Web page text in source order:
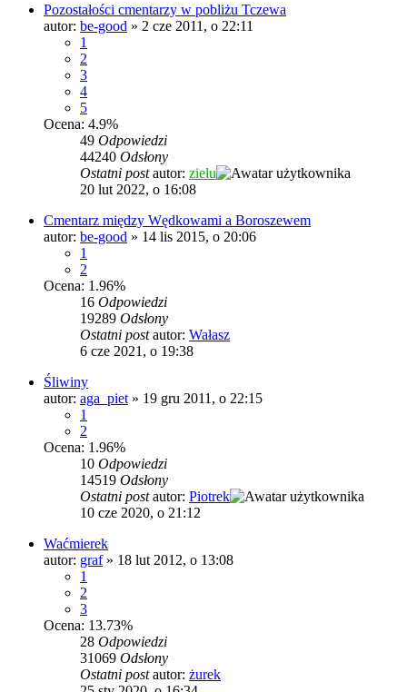
Pozostałości cmentarzy w pobliżu Tczewa
autor: be-good » 2 cze 2011, o 22:11
1
2
3
4
5
Ocena: 4.9%
49 Odpowiedzi
44240 Odsłony
Ostatni postautor: zielu
20 lut 2022, o 16:08
Cmentarz między Wędkowami a Boroszewem
autor: be-good » 14 lis 2015, o 20:06
1
2
Ocena: 1.96%
16 Odpowiedzi
19289 Odsłony
Ostatni postautor: Wałasz
6 cze 2021, o 19:38
Śliwiny
autor: aga_piet » 19 gru 2011, o 22:15
1
2
Ocena: 1.96%
10 Odpowiedzi
14519 Odsłony
Ostatni postautor: Piotrek
10 cze 2020, o 21:12
Waćmierek
autor: graf» 18 lut 2012, o 13:08
1
2
3
Ocena: 13.73%
28 Odpowiedzi
31069 Odsłony
Ostatni postautor: żurek